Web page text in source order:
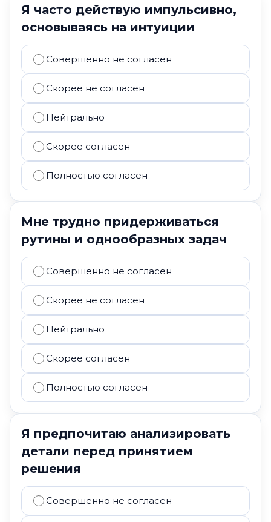
Я часто действую импульсивно,
основываясь на интуиции
Совершенно не согласен
Скорее не согласен
Нейтрально
Скорее согласен
Полностью согласен
Мне трудно придерживаться
рутины и однообразных задач
Совершенно не согласен
Скорее не согласен
Нейтрально
Скорее согласен
Полностью согласен
Я предпочитаю анализировать
детали перед принятием
решения
Совершенно не согласен